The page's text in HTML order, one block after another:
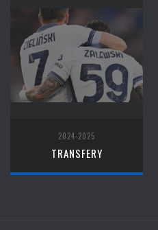
2024-2025
TRANSFERY